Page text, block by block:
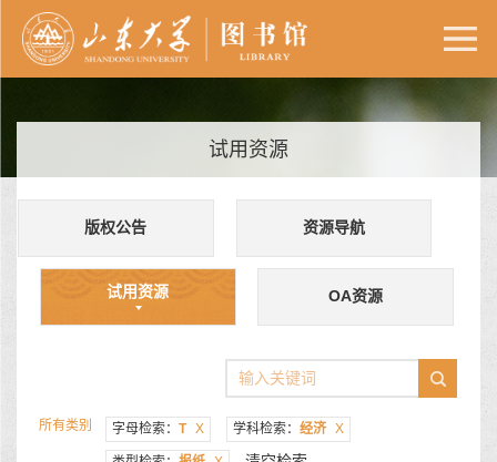
试用资源
版权公告 资源导航
试用资源 OA资源
所有类别 字母检索： T X 学科检索： 经济 X